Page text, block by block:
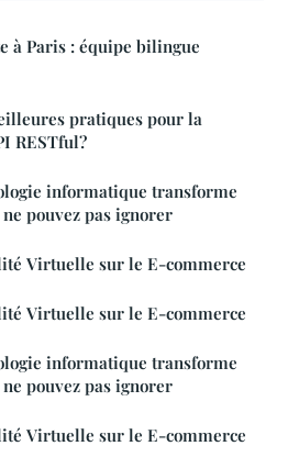
à Paris : équipe bilingue
pratiques pour la
RESTful?
informatique transforme
pouvez pas ignorer
Virtuelle sur le E-commerce
Virtuelle sur le E-commerce
informatique transforme
pouvez pas ignorer
Virtuelle sur le E-commerce